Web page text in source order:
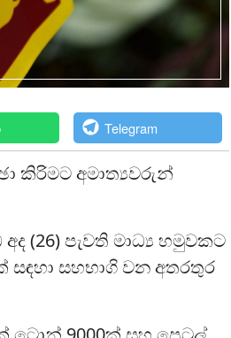
Telegram
කිරිමට අමාත්‍යවරුන්
(26) පැවති මාධ්‍ය හමුවකට
සහභාගි වන අතරතුර